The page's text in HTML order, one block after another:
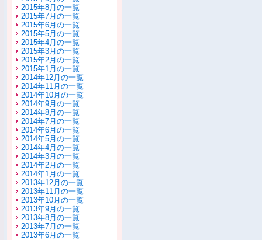
2015年8月の一覧
2015年7月の一覧
2015年6月の一覧
2015年5月の一覧
2015年4月の一覧
2015年3月の一覧
2015年2月の一覧
2015年1月の一覧
2014年12月の一覧
2014年11月の一覧
2014年10月の一覧
2014年9月の一覧
2014年8月の一覧
2014年7月の一覧
2014年6月の一覧
2014年5月の一覧
2014年4月の一覧
2014年3月の一覧
2014年2月の一覧
2014年1月の一覧
2013年12月の一覧
2013年11月の一覧
2013年10月の一覧
2013年9月の一覧
2013年8月の一覧
2013年7月の一覧
2013年6月の一覧